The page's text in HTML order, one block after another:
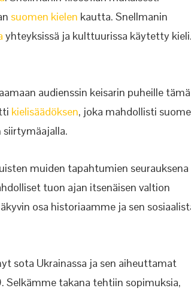
suomen kielen kautta. Snellmanin
yhteyksissä ja kulttuurissa käytetty
audienssin keisarin puheille
kielisäädöksen, joka mahdollisti
muiden tapahtumien seurauksena
tuon ajan itsenäisen valtion
osa historiaamme ja sen
sota Ukrainassa ja sen aiheuttamat
takana tehtiin sopimuksia,